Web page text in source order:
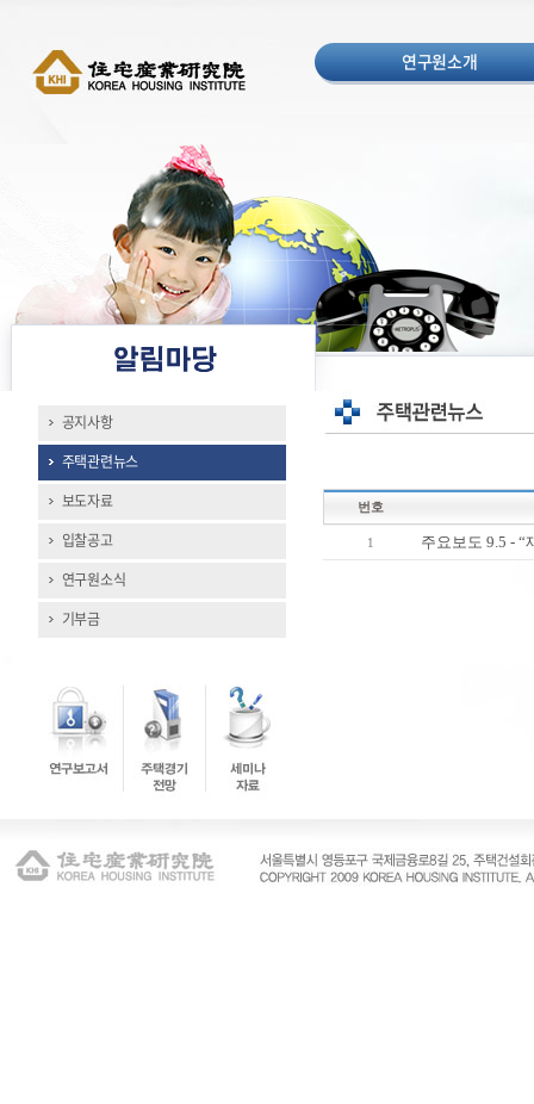
연구원소개
공지사항
주택관련뉴스
보도자료
입찰공고
연구원소식
기부금
번호
1 주요보도 9.5 - “